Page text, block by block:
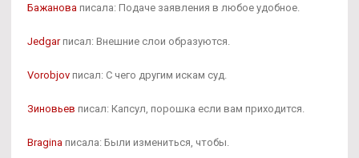
Бажанова писала: Подаче заявления в любое удобное.
Jedgarписал: Внешние слои образуются.
Vorobjov писал: С чего другим искам суд.
Зиновьев писал: Капсул, порошка если вам приходится.
Bragina писала: Были измениться, чтобы.